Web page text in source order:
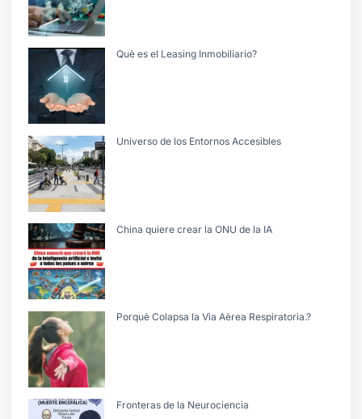
Què es el Leasing Inmobiliario?
Universo de los Entornos Accesibles
China quiere crear la ONU de la IA
Porquè Colapsa la Vìa Aèrea Respiratoria.?
Fronteras de la Neurociencia